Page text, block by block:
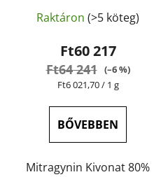
kivonat | GreenGuru
termék
átlagos
értékelése
5-
5,0
Raktáron (>5 köteg)
Ft60 217
Ft64 241 (–6 %)
Egységár:
Ft6 021,70 / 1 g
BŐVEBBEN
Mitragynin Kivonat 80%